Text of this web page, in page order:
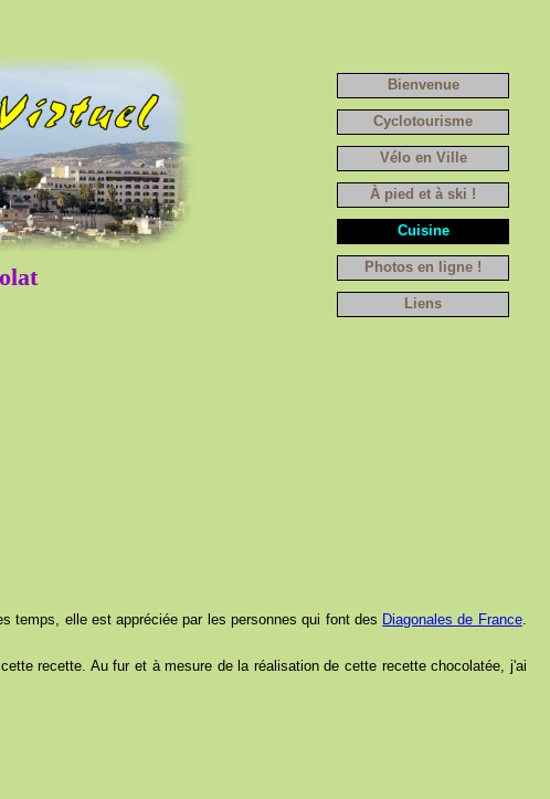
Bienvenue
Cyclotourisme
Vélo en Ville
À pied et à ski !
Cuisine
Photos en ligne !
Liens
temps, elle est appréciée par les personnes qui font des Diagonales de France.
recette. Au fur et à mesure de la réalisation de cette recette chocolatée, j'ai